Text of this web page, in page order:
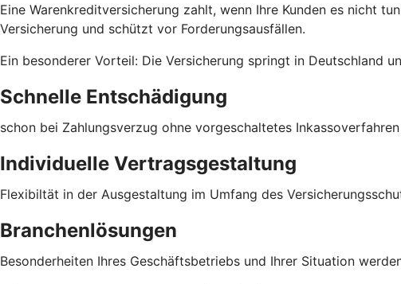
Eine Warenkreditversicherung zahlt, wenn Ihre Kunden es nicht
Versicherung und schützt vor Forderungsausfällen.
Ein besonderer Vorteil: Die Versicherung springt in Deutschland
Schnelle Entschädigung
schon bei Zahlungsverzug ohne vorgeschaltetes Inkassoverfahren
Individuelle Vertragsgestaltung
Flexibiltät in der Ausgestaltung im Umfang des
Branchenlösungen
Besonderheiten Ihres Geschäftsbetriebs und Ihrer Situation